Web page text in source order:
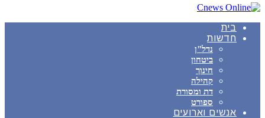
בית
חדשות
נדל"ן
ביטחון
חינוך
קהילה
דת ומסורת
ספורט
אנשים וארועים